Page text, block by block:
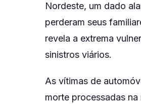
Nordeste, um dado
perderam seus
revela a extrema
sinistros viários.
As vítimas de
morte processadas